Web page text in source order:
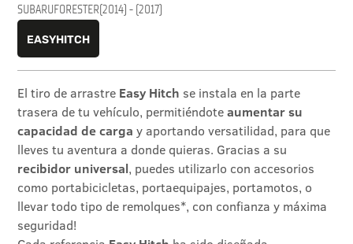
SUBARUFORESTER(2014) - (2017)
EASYHITCH
El tiro de arrastre Easy Hitch se instala en la parte
trasera de tu vehículo, permitiéndoteaumentar su
capacidad de carga y aportando versatilidad, para que
lleves tu aventura a donde quieras. Gracias a su
recibidor universal, puedes utilizarlo con accesorios
como portabicicletas, portaequipajes, portamotos, o
llevar todo tipo de remolques*, con confianza y máxima
seguridad!